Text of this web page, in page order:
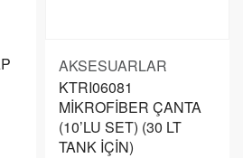
AKSESUARLAR
KTRI06081
MİKROFİBER ÇANTA
(10’LU SET) (30 LT
TANK İÇİN)